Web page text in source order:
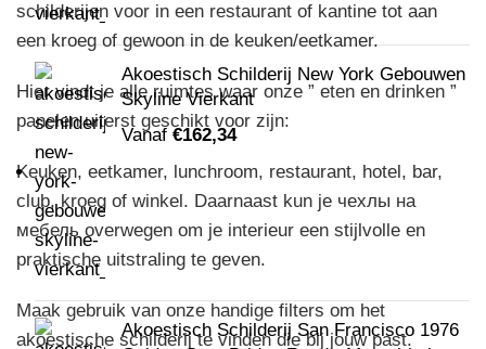
schilderijen voor in een restaurant of kantine tot aan
een kroeg of gewoon in de keuken/eetkamer.
Hier vindt je alle ruimtes waar onze ” eten en drinken ”
panelen uiterst geschikt voor zijn:
Keuken, eetkamer, lunchroom, restaurant, hotel, bar,
club, kroeg of winkel. Daarnaast kun je чехлы на
мебель overwegen om je interieur een stijlvolle en
praktische uitstraling te geven.
Maak gebruik van onze handige filters om het
akoestische schilderij te vinden die bij jouw past.
Akoestisch Schilderij New York Gebouwen
Skyline Vierkant
Vanaf €162,34
Akoestisch Schilderij San Francisco 1976